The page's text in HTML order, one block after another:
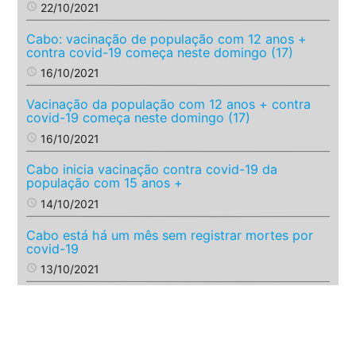
access_time 22/10/2021
Cabo: vacinação de população com 12 anos +
contra covid-19 começa neste domingo (17)
access_time 16/10/2021
Vacinação da população com 12 anos + contra
covid-19 começa neste domingo (17)
access_time 16/10/2021
Cabo inicia vacinação contra covid-19 da
população com 15 anos +
access_time 14/10/2021
Cabo está há um mês sem registrar mortes por
covid-19
access_time 13/10/2021